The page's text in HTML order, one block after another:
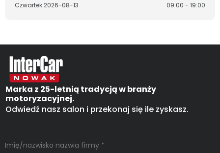
Czwartek2026-08-13 09:00 - 19:00
Marka z 25-letnią tradycją w branży
motoryzacyjnej.
Odwiedź nasz salon i przekonaj się ile zyskasz.